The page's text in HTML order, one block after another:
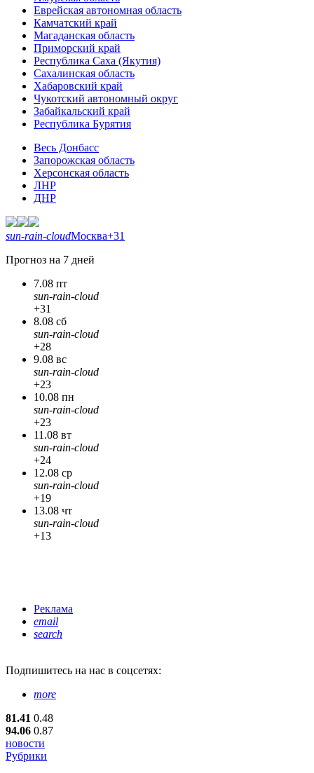
Еврейская автономная область
Камчатский край
Магаданская область
Приморский край
Республика Саха (Якутия)
Сахалинская область
Хабаровский край
Чукотский автономный округ
Забайкальский край
Республика Бурятия
Весь Донбасс
Запорожская область
Херсонская область
ЛНР
ДНР
sun-rain-cloudМосква+31
Прогноз на 7 дней
7.08 пт
sun-rain-cloud
+31
8.08 сб
sun-rain-cloud
+28
9.08 вс
sun-rain-cloud
+23
10.08 пн
sun-rain-cloud
+23
11.08 вт
sun-rain-cloud
+24
12.08 ср
sun-rain-cloud
+19
13.08 чт
sun-rain-cloud
+13
Реклама
email
search
Подпишитесь на нас в соцсетях:
more
81.41 0.48
94.06 0.87
новости
Рубрики